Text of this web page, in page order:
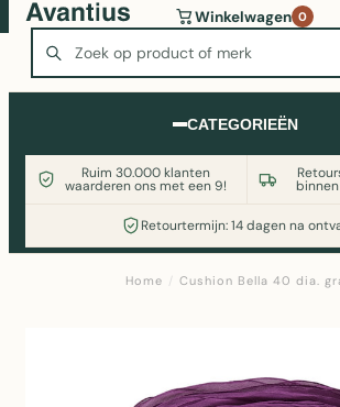
Winkelwagen 0
CATEGORIEËN
Ruim 30.000 klanten
waarderen ons met een 9!
Retourtermijn: 14 dagen na
Wasmachine of koelkast nodig? Vergelijk
Witgoedaanbod.nl
Home / Cushion Bella 40 dia.